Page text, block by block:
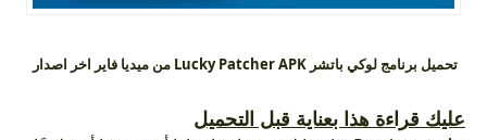
تحميل برنامج لوكي باتشر Lucky Patcher APK من ميديا فاير اخر اصدار
عليك قراءة هذا بعناية قبل التحميل